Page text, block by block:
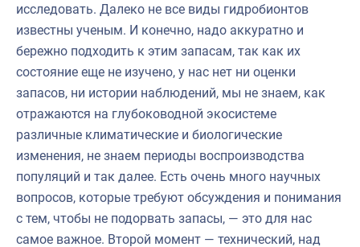
исследовать. Далеко не все виды гидробионтов
известны ученым. И конечно, надо аккуратно и
бережно подходить к этим запасам, так как их
состояние еще не изучено, у нас нет ни оценки
запасов, ни истории наблюдений, мы не знаем, как
отражаются на глубоководной экосистеме
различные климатические и биологические
изменения, не знаем периоды воспроизводства
популяций и так далее. Есть очень много научных
вопросов, которые требуют обсуждения и понимания
с тем, чтобы не подорвать запасы, — это для нас
самое важное. Второй момент — технический, над